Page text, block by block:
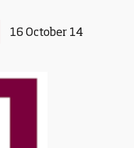
16 October 14